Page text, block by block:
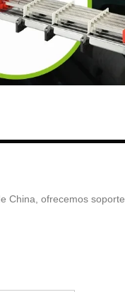
China, ofrecemos